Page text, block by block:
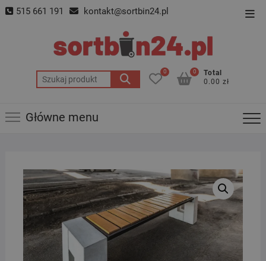
Skip 515 661 191 kontakt@sortbin24.pl
Szukaj:
0
Total
0.00 zł
0
Główne menu